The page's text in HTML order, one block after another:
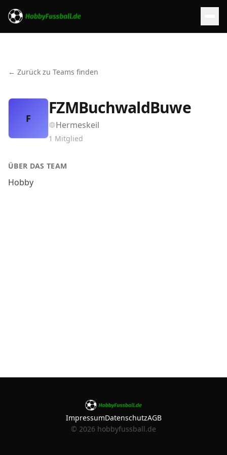
← Zurück zu Teams finden
F
FZMBuchwaldBuwe
Hermeskeil
1 Mitglied
ÜBER DAS TEAM
Hobby
ImpressumDatenschutzAGB
© 2026 hobbyfussball.de